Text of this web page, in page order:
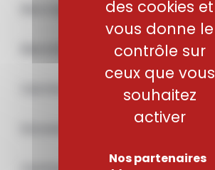
des cookies et
vous donne le
contrôle sur
ceux que vous
souhaitez
activer
Nos partenaires
Nos engagements